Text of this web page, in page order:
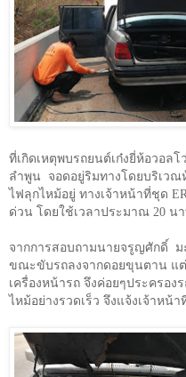
ที่เกิดเหตุพบรถยนต์เก๋งยี่ห้อวอล
ลำพูน
จอดอยู่ริมทางโดยบริเว
ไฟลุกไหม้อยู่ ทางเจ้าหน้าที่ชุด
ด่วน โดยใช้เวลาประมาณ 20 นา
จากการสอบถามนายจรูญศักดิ์ ม
ขณะขับรถลงจากดอยขุนตาน แ
เครื่องหน้ารถ จึงค่อยๆประครอง
ไหม้อย่างรวดเร็ว จึงแจ้งเจ้าหน้